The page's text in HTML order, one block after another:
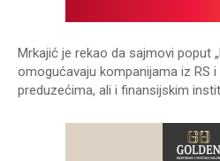
Mrkajić je rekao da sajmovi poput
omogućavaju kompanijama iz RS
preduzećima, ali i finansijskim